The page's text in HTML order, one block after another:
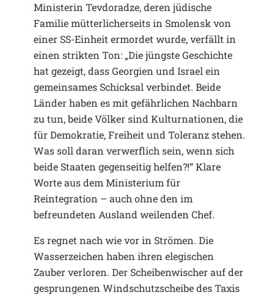
Ministerin Tevdoradze, deren jüdische
Familie mütterlicherseits in Smolensk von
einer SS-Einheit ermordet wurde, verfällt in
einen strikten Ton: „Die jüngste Geschichte
hat gezeigt, dass Georgien und Israel ein
gemeinsames Schicksal verbindet. Beide
Länder haben es mit gefährlichen Nachbarn
zu tun, beide Völker sind Kulturnationen, die
für Demokratie, Freiheit und Toleranz stehen.
Was soll daran verwerflich sein, wenn sich
beide Staaten gegenseitig helfen?!“ Klare
Worte aus dem Ministerium für
Reintegration – auch ohne den im
befreundeten Ausland weilenden Chef.
Es regnet nach wie vor in Strömen. Die
Wasserzeichen haben ihren elegischen
Zauber verloren. Der Scheibenwischer auf der
gesprungenen Windschutzscheibe des Taxis